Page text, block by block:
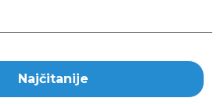
Najčitanije